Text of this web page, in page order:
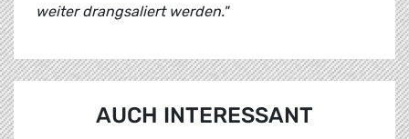
weiter drangsaliert werden."
AUCH INTERESSANT